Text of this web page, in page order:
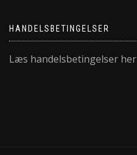
HANDELSBETINGELSER
Læs handelsbetingelser her